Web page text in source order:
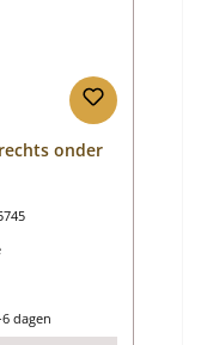
onder
dagen